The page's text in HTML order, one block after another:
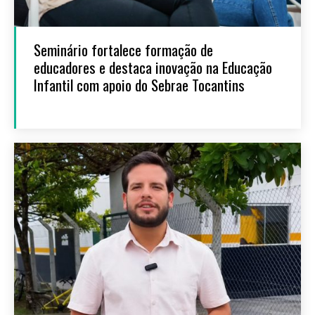
Seminário fortalece formação de
educadores e destaca inovação na Educação
Infantil com apoio do Sebrae Tocantins